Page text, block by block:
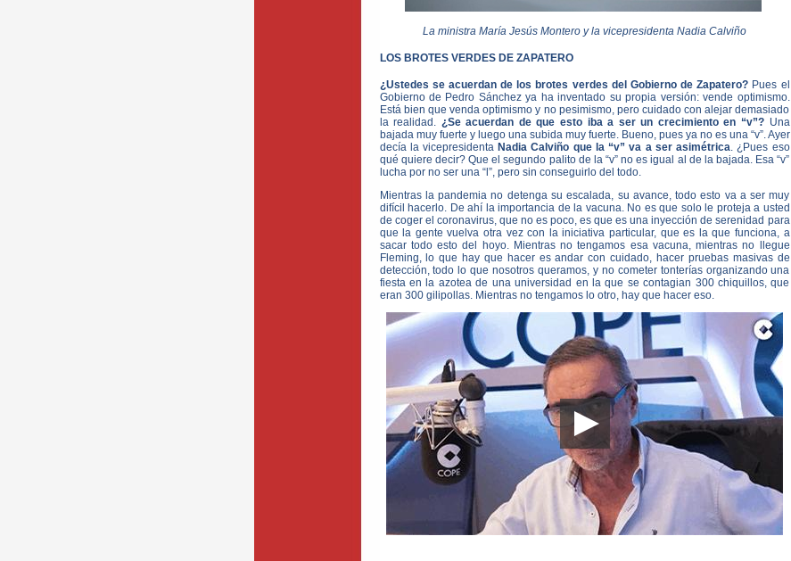
La ministra María Jesús Montero y la vicepresidenta Nadia Calviño
LOS BROTES VERDES DE ZAPATERO
¿Ustedes se acuerdan de los brotes verdes del Gobierno de Zapatero? Pues el
Gobierno de Pedro Sánchez ya ha inventado su propia versión: vende optimismo.
Está bien que venda optimismo y no pesimismo, pero cuidado con alejar demasiado
la realidad. ¿Se acuerdan de que esto iba a ser un crecimiento en “v”?Una
bajada muy fuerte y luego una subida muy fuerte. Bueno, pues ya no es una “v”. Ayer
decía la vicepresidentaNadia Calviño que la “v” va a ser asimétrica . ¿Pues eso
qué quiere decir? Que el segundo palito de la “v” no es igual al de la bajada. Esa “v”
lucha por no ser una “l”, pero sin conseguirlo del todo.
Mientras la pandemia no detenga su escalada, su avance, todo esto va a ser muy
difícil hacerlo. De ahí la importancia de la vacuna. No es que solo le proteja a usted
de coger el coronavirus, que no es poco, es que es una inyección de serenidad para
que la gente vuelva otra vez con la iniciativa particular, que es la que funciona, a
sacar todo esto del hoyo. Mientras no tengamos esa vacuna, mientras no llegue
Fleming, lo que hay que hacer es andar con cuidado, hacer pruebas masivas de
detección, todo lo que nosotros queramos, y no cometer tonterías organizando una
fiesta en la azotea de una universidad en la que se contagian 300 chiquillos, que
eran 300 gilipollas. Mientras no tengamos lo otro, hay que hacer eso.